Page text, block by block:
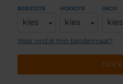
BREEDTE
kies
HOOGTE
kies
INCH
kies
ZOEK
Waar vind ik mijn bandenmaat?